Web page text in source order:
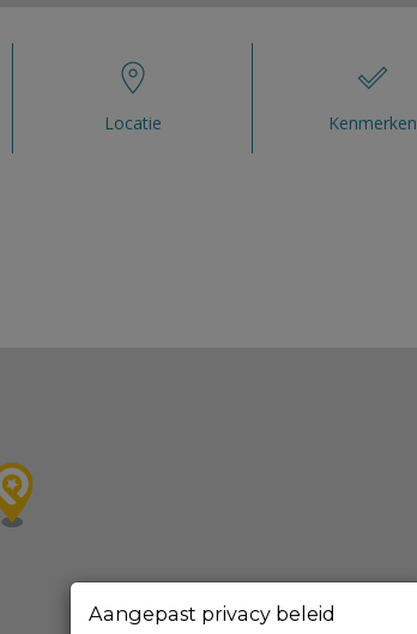
Locatie Kenmerken
Aangepast privacy beleid